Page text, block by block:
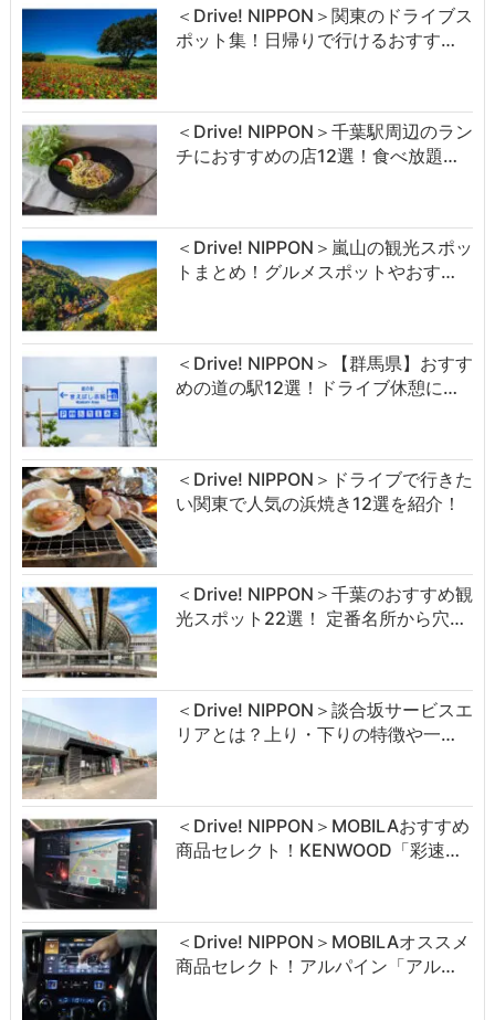
＜Drive! NIPPON＞関東のドライブス
ポット集！日帰りで行けるおすす…
＜Drive! NIPPON＞千葉駅周辺のラン
チにおすすめの店12選！食べ放題…
＜Drive! NIPPON＞嵐山の観光スポッ
トまとめ！グルメスポットやおす…
＜Drive! NIPPON＞【群馬県】おすす
めの道の駅12選！ドライブ休憩に…
＜Drive! NIPPON＞ドライブで行きた
い関東で人気の浜焼き12選を紹介！
＜Drive! NIPPON＞千葉のおすすめ観
光スポット22選！ 定番名所から穴…
＜Drive! NIPPON＞談合坂サービスエ
リアとは？上り・下りの特徴や一…
＜Drive! NIPPON＞MOBILAおすすめ
商品セレクト！KENWOOD「彩速…
＜Drive! NIPPON＞MOBILAオススメ
商品セレクト！アルパイン「アル…